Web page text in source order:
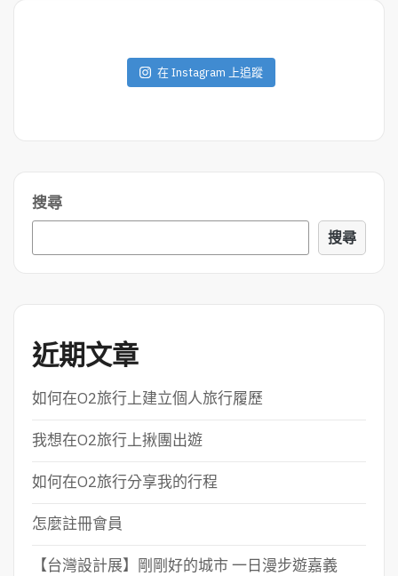
在 Instagram 上追蹤
搜尋
搜尋
近期文章
如何在O2旅行上建立個人旅行履歷
我想在O2旅行上揪團出遊
如何在O2旅行分享我的行程
怎麼註冊會員
【台灣設計展】剛剛好的城市 一日漫步遊嘉義